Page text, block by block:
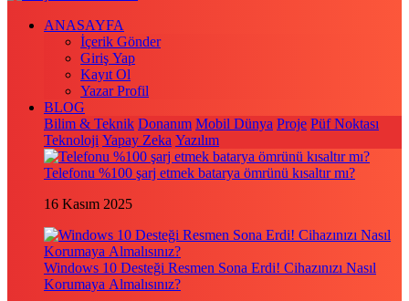
ANASAYFA
İçerik Gönder
Giriş Yap
Kayıt Ol
Yazar Profil
BLOG
Bilim & Teknik Donanım Mobil Dünya Proje Püf Noktası
Teknoloji Yapay Zeka Yazılım
Telefonu %100 şarj etmek batarya ömrünü kısaltır mı?
16 Kasım 2025
Windows 10 Desteği Resmen Sona Erdi! Cihazınızı Nasıl
Korumaya Almalısınız?